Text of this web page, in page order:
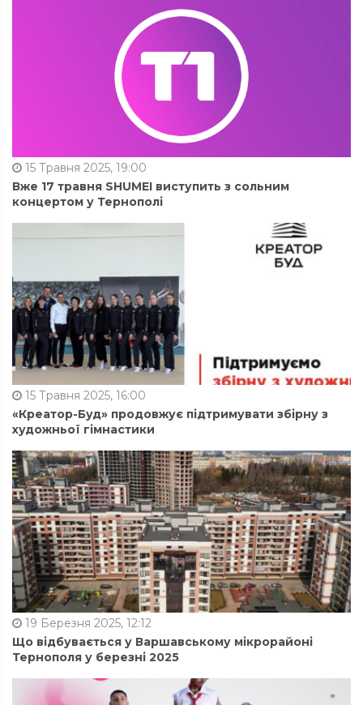
15 Травня 2025, 19:00
Вже 17 травня SHUMEI виступить з сольним
концертом у Тернополі
15 Травня 2025, 16:00
«Креатор-Буд» продовжує підтримувати збірну з
художньої гімнастики
19 Березня 2025, 12:12
Що відбувається у Варшавському мікрорайоні
Тернополя у березні 2025